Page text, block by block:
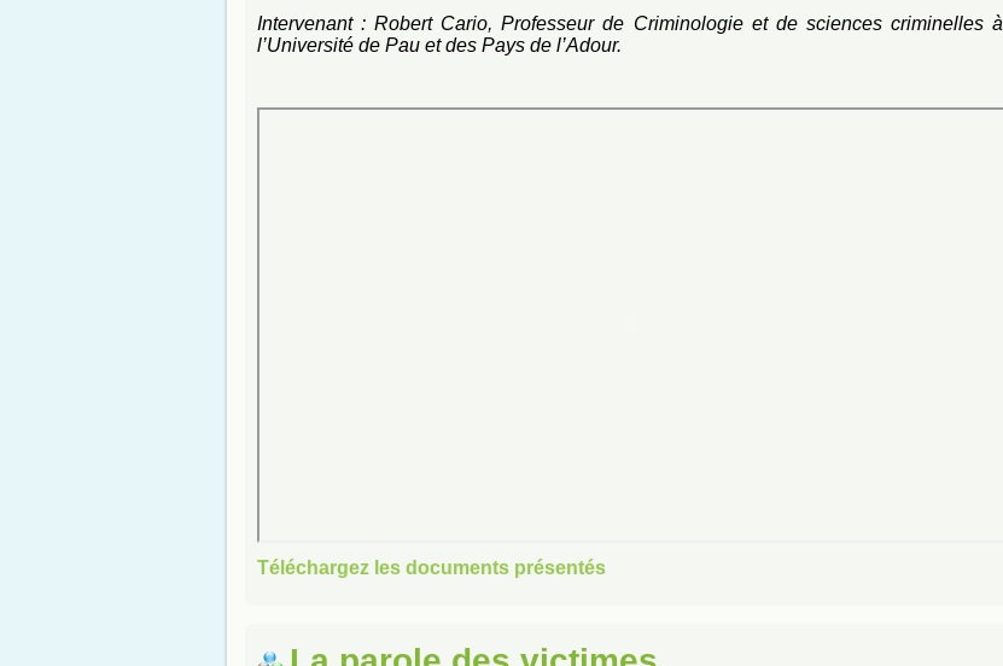
Intervenant : Robert Cario, Professeur de Criminologie et de sciences criminelles à
l’Université de Pau et des Pays de l’Adour.
Téléchargez les documents présentés